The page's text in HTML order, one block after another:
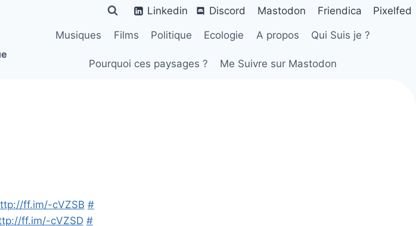
Linkedin Discord Mastodon Friendica Pixelfed
Musiques Films Politique Ecologie A propos Qui Suis je ?
Pourquoi ces paysages ? Me Suivre sur Mastodon
ff.im/-cVZSB #
ff.im/-cVZSD #